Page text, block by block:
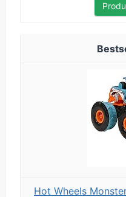
Hot Wheels